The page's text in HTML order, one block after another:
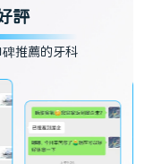
評
推薦的牙科